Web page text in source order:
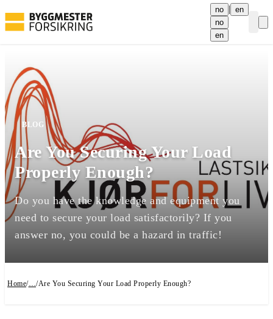
no | en
no
en
BLOG
Are You Securing Your Load
Properly Enough?
Do you have the knowledge and equipment you
need to secure your load satisfactorily? If you
answer no, you could be a hazard in traffic!
Home/…/Are You Securing Your Load Properly Enough?